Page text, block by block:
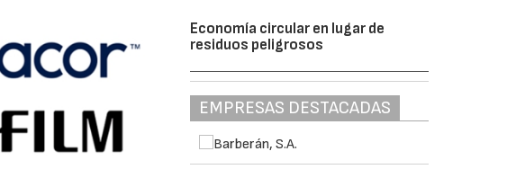
Economía circular en lugar de
residuos peligrosos
EMPRESAS DESTACADAS